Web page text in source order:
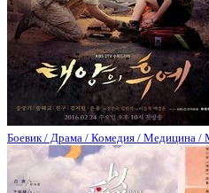
Боевик / Драма / Комедия / Медицина /